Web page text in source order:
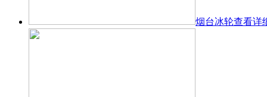
烟台冰轮查看详